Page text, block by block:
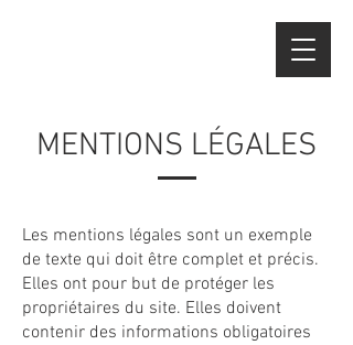
MENTIONS LÉGALES
Les mentions légales sont un exemple
de texte qui doit être complet et précis.
Elles ont pour but de protéger les
propriétaires du site. Elles doivent
contenir des informations obligatoires